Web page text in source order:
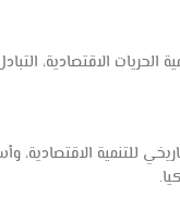
الاقتصادية،
للتنمية الاقتصادية،